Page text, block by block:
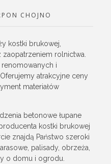
CHOJNO
kostki brukowej,
rolnictwa.
i
atrakcyjne ceny
materiałów
betonowe łupane
kostki brukowej
znajdą Państwo szeroki
palisady, obrzeża,
o domu i ogrodu.